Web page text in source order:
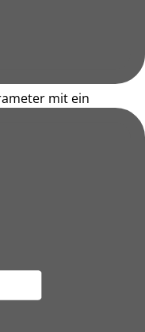
mit ein